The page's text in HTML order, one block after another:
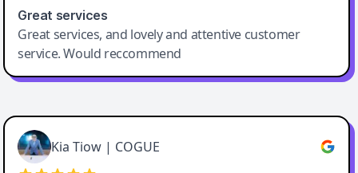
Great services
Great services, and lovely and attentive customer
service. Would reccommend
Cody Crabb
Great service, Best AI tool
Kia Tiow | COGUE